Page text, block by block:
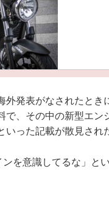
外発表がなされたと
で、その中の新型エ
った記載が散見され
を意識してるな」と